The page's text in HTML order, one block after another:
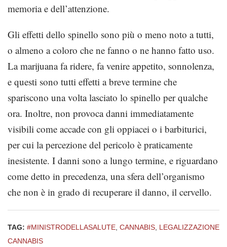
memoria e dell’attenzione.
Gli effetti dello spinello sono più o meno noto a tutti,
o almeno a coloro che ne fanno o ne hanno fatto uso.
La marijuana fa ridere, fa venire appetito, sonnolenza,
e questi sono tutti effetti a breve termine che
spariscono una volta lasciato lo spinello per qualche
ora. Inoltre, non provoca danni immediatamente
visibili come accade con gli oppiacei o i barbiturici,
per cui la percezione del pericolo è praticamente
inesistente. I danni sono a lungo termine, e riguardano
come detto in precedenza, una sfera dell’organismo
che non è in grado di recuperare il danno, il cervello.
TAG: #MINISTRODELLASALUTE CANNABIS LEGALIZZAZIONE
CANNABIS